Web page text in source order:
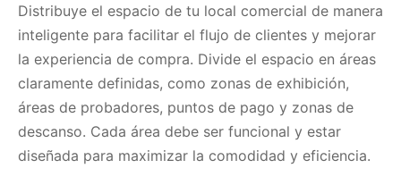
Distribuye el espacio de tu local comercial de manera
inteligente para facilitar el flujo de clientes y mejorar
la experiencia de compra. Divide el espacio en áreas
claramente definidas, como zonas de exhibición,
áreas de probadores, puntos de pago y zonas de
descanso. Cada área debe ser funcional y estar
diseñada para maximizar la comodidad y eficiencia.